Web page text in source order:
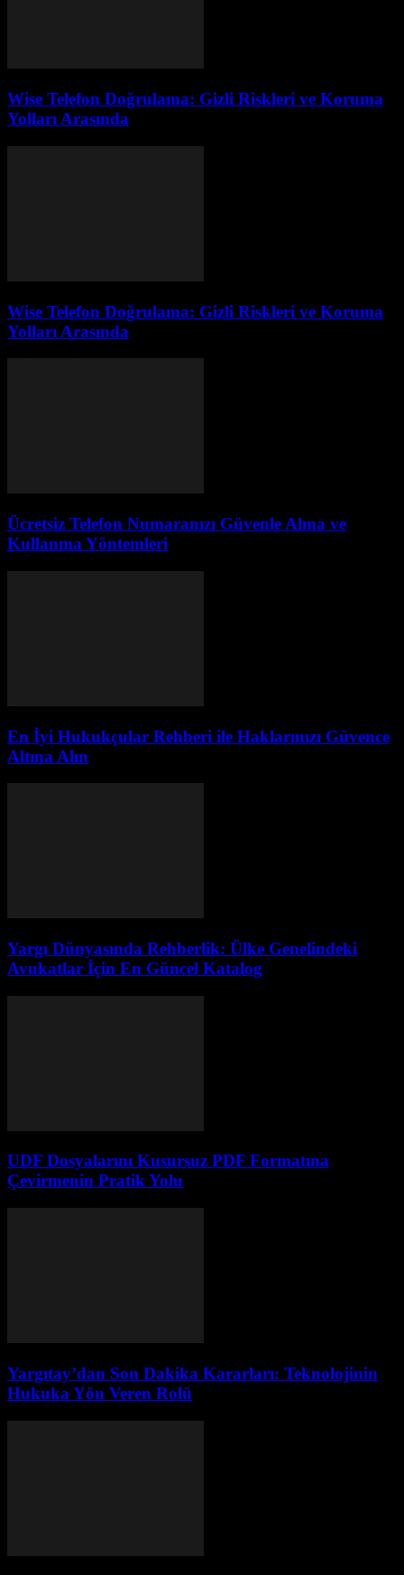
Wise Telefon Doğrulama: Gizli Riskleri ve Koruma
Yolları Arasında
Wise Telefon Doğrulama: Gizli Riskleri ve Koruma
Yolları Arasında
Ücretsiz Telefon Numaranızı Güvenle Alma ve
Kullanma Yöntemleri
En İyi Hukukçular Rehberi ile Haklarınızı Güvence
Altına Alın
Yargı Dünyasında Rehberlik: Ülke Genelindeki
Avukatlar İçin En Güncel Katalog
UDF Dosyalarını Kusursuz PDF Formatına
Çevirmenin Pratik Yolu
Yargıtay’dan Son Dakika Kararları: Teknolojinin
Hukuka Yön Veren Rolü